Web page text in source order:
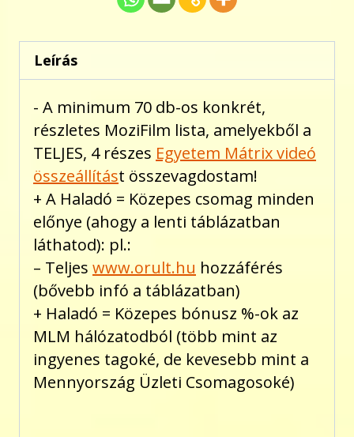
Leírás
- A minimum 70 db-os konkrét,
részletes MoziFilm lista, amelyekből a
TELJES, 4 részes Egyetem Mátrix videó
összeállítást összevagdostam!
+ A Haladó = Közepes csomag minden
előnye (ahogy a lenti táblázatban
láthatod): pl.:
– Teljes www.orult.hu hozzáférés
(bővebb infó a táblázatban)
+ Haladó = Közepes bónusz %-ok az
MLM hálózatodból (több mint az
ingyenes tagoké, de kevesebb mint a
Mennyország Üzleti Csomagosoké)